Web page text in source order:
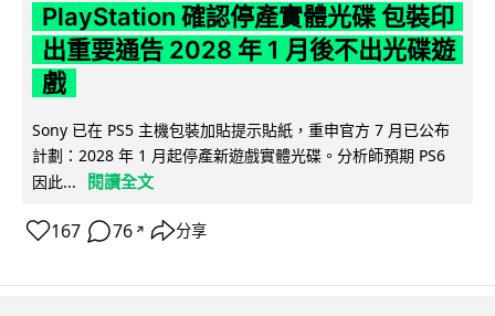
PlayStation 確認停產實體光碟 包裝印
出重要通告 2028 年 1 月後不出光碟遊
戲
Sony 已在 PS5 主機包裝加貼提示貼紙，重申官方 7 月已公布
計劃：2028 年 1 月起停產新遊戲實體光碟。分析師預期 PS6
因此...
閱讀全文
167 76 ↗ 分享